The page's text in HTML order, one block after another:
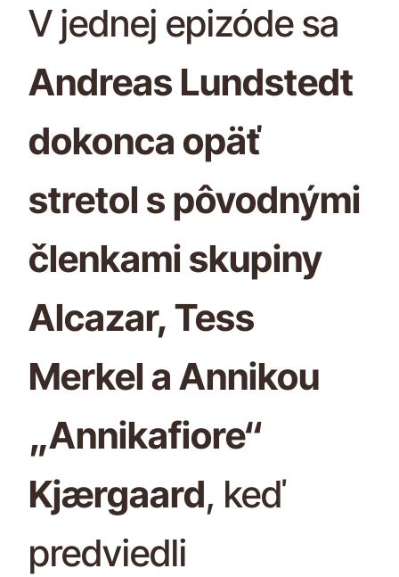
V jednej epizóde sa
Andreas Lundstedt
dokonca opäť
stretol s pôvodnými
členkami skupiny
Alcazar, Tess
Merkel a Annikou
„Annikafiore“
Kjærgaard, keď
predviedli